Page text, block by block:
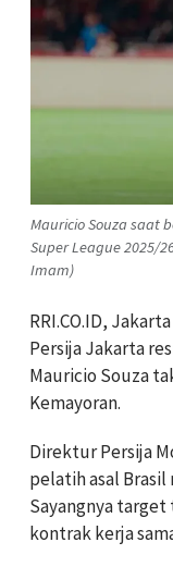
Mauricio Souza saat
Super League 2025/
Imam)
RRI.CO.ID,
Persija Jakarta
Mauricio Souza
Kemayoran.
Direktur Persija
pelatih asal
Sayangnya
kontrak kerja